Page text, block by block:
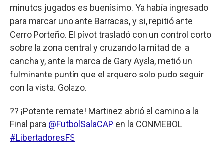
minutos jugados es buenísimo. Ya había ingresado
para marcar uno ante Barracas, y si, repitió ante
Cerro Porteño. El pívot trasladó con un control corto
sobre la zona central y cruzando la mitad de la
cancha y, ante la marca de Gary Ayala, metió un
fulminante puntín que el arquero solo pudo seguir
con la vista. Golazo.
?? ¡Potente remate! Martinez abrió el camino a la
Final para @FutbolSalaCAP en la CONMEBOL
#LibertadoresFS